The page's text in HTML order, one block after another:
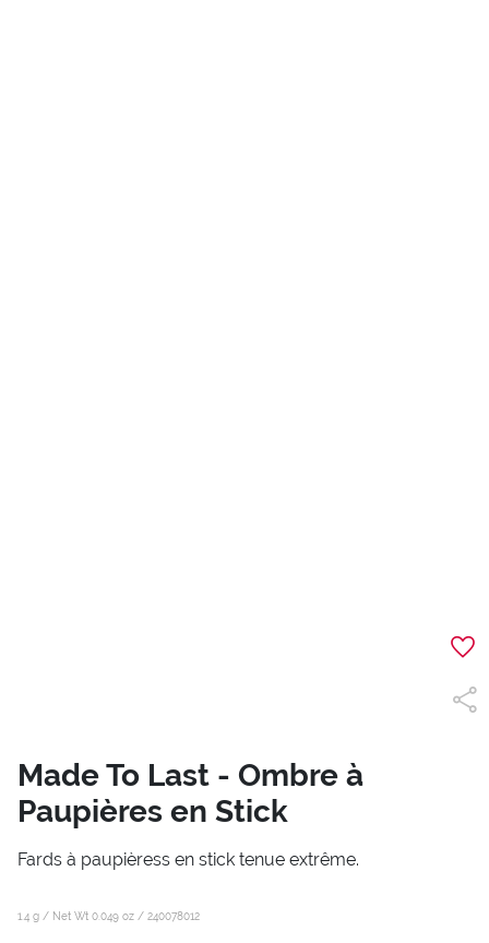
Made To Last - Ombre à
Paupières en Stick
Fards à paupièress en stick tenue extrême.
1.4 g / Net Wt 0.049 oz / 240078012